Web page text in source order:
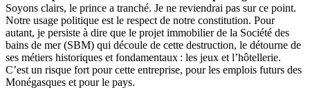
Soyons clairs, le prince a tranché. Je ne reviendrai pas sur ce point.
Notre usage politique est le respect de notre constitution. Pour
autant, je persiste à dire que le projet immobilier de la Société des
bains de mer (SBM) qui découle de cette destruction, le détourne de
ses métiers historiques et fondamentaux : les jeux et l’hôtellerie.
C’est un risque fort pour cette entreprise, pour les emplois futurs des
Monégasques et pour le pays.